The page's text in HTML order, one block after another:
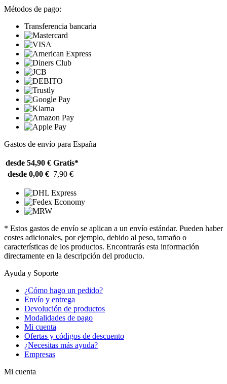
Métodos de pago:
Transferencia bancaria
Gastos de envío para España
desde 54,90 € Gratis*
desde 0,00 € 7,90 €
* Estos gastos de envío se aplican a un envío estándar. Pueden haber
costes adicionales, por ejemplo, debido al peso, tamaño o
características de los productos. Encontrarás esta información
directamente en la descripción del producto.
Ayuda y Soporte
¿Cómo hago un pedido?
Envío y entrega
Devolución de productos
Modalidades de pago
Mi cuenta
Ofertas y códigos de descuento
¿Necesitas más ayuda?
Empresas
Mi cuenta